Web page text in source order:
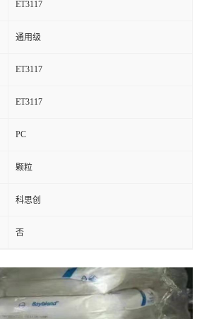
ET3117
通用级
ET3117
ET3117
PC
颗粒
科思创
否